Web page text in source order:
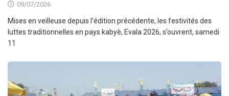
09/07/2026
Mises en veilleuse depuis l’édition précédente, les festivités des
luttes traditionnelles en pays kabyè, Evala 2026, s’ouvrent, samedi
11